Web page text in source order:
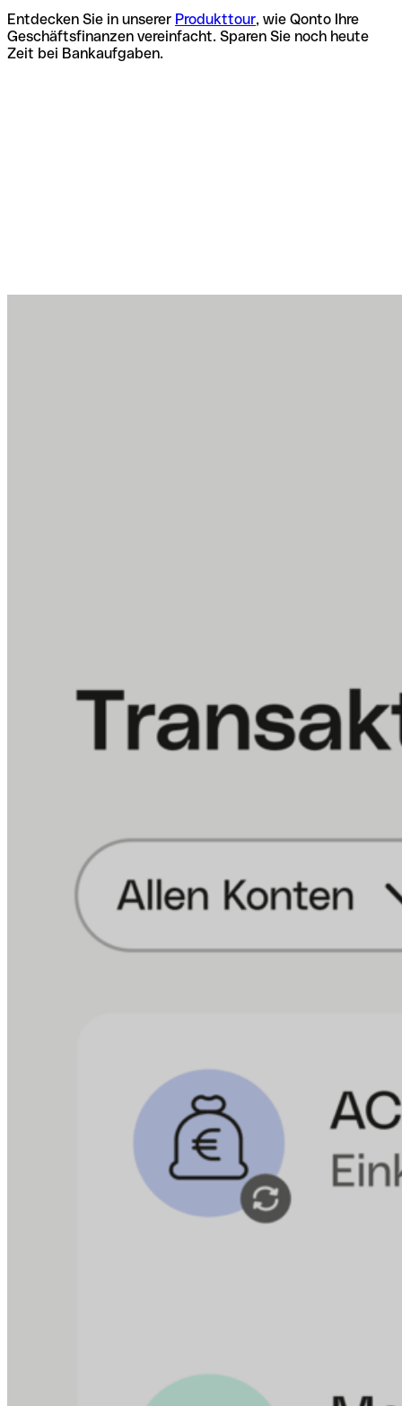
Entdecken Sie in unserer Produkttour, wie Qonto Ihre
Geschäftsfinanzen vereinfacht. Sparen Sie noch heute
Zeit bei Bankaufgaben.